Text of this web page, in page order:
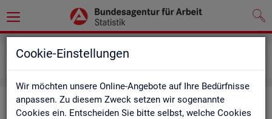
Cookie-Einstellungen
Wir möchten unsere Online-Angebote auf Ihre Bedürfnisse
anpassen. Zu diesem Zweck setzen wir sogenannte
Cookies ein. Entscheiden Sie bitte selbst, welche Cookies
Me­dia­thek